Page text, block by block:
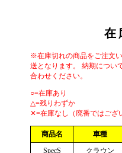
在
※在庫切れの商品をご注文
送となります。 納期につい
合わせください。
○=在庫あり
△=残りわずか
✕=在庫なし（廃番ではござ
商品名 車種
SpecS
クラウン